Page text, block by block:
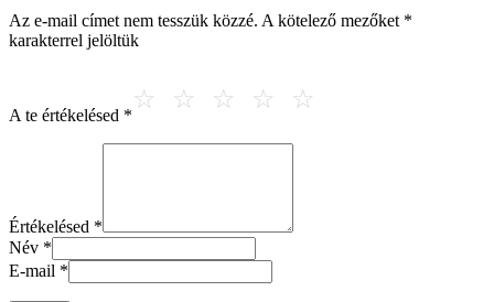
Az e-mail címet nem tesszük közzé. A kötelező mezőket *
karakterrel jelöltük
A te értékelésed *
Értékelésed *
Név *
E-mail *